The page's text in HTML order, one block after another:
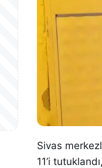
Sivas
11’i